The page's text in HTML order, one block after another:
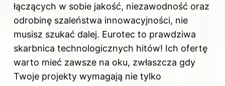
łączących w sobie jakość, niezawodność oraz
odrobinę szaleństwa innowacyjności, nie
musisz szukać dalej. Eurotec to prawdziwa
skarbnica technologicznych hitów! Ich ofertę
warto mieć zawsze na oku, zwłaszcza gdy
Twoje projekty wymagają nie tylko